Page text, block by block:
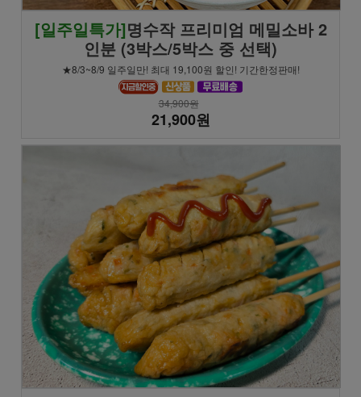
[일주일특가]명수작 프리미엄 메밀소바 2
인분 (3박스/5박스 중 선택)
★8/3~8/9 일주일만! 최대 19,100원 할인! 기간한정판매!
34,900원
21,900원